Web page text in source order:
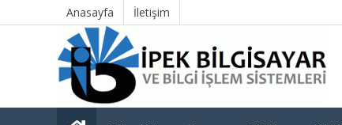
Anasayfa İletişim